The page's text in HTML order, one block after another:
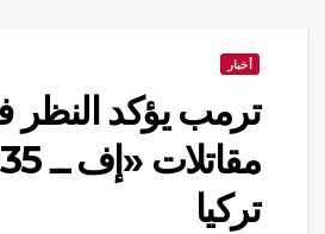
أخبار
ترمب يؤكد النظر
تركيا